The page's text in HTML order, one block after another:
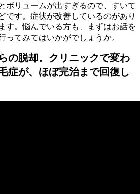
ボリュームが出すぎるので、すいて
です。症状が改善しているのがあり
す。悩んでいる方も、まずはお話を
ってみてはいかがでしょうか。
の脱却。クリニックで変わ
症が、ほぼ完治まで回復し